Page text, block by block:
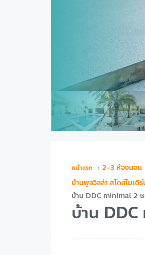
2-3 ห้องนอน
บ้านพูลวิลล่า สไตล์โมเดิ
บ้าน DDC minimal 2
บ้าน